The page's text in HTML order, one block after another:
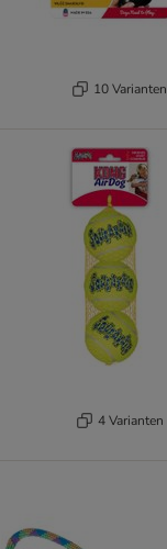
10 Varianten
4 Varianten